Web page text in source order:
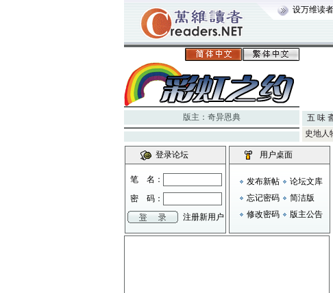
设万维读
版主： 奇异恩典 五 味
史地人
登录论坛
笔 名：
密 码：
注册新用户
用户桌面
发布新帖
论坛文库
忘记密码
简洁版
修改密码
版主公告